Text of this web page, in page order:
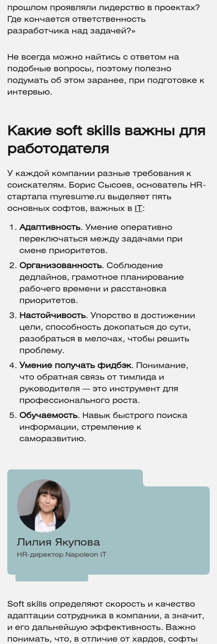
прошлом проявляли лидерство в проектах?
Где кончается ответственность
разработчика над задачей?»
Не всегда можно найтись с ответом на
подобные вопросы, поэтому полезно
подумать об этом заранее, при подготовке к
интервью.
Какие soft skills важны для
работодателя
У каждой компании разные требования к
соискателям. Борис Сысоев, основатель HR-
стартапа myresume.ru выделяет пять
основных софтов, важных в
:
Адаптивность. Умение оперативно
переключаться между задачами при
смене приоритетов.
Организованность. Соблюдение
дедлайнов, грамотное планирование
рабочего времени и расстановка
приоритетов.
Настойчивость. Упорство в достижении
цели, способность докопаться до сути,
разобраться в мелочах, чтобы решить
проблему.
Умение получать фидбэк. Понимание,
что обратная связь от тимлида и
руководителя — это инструмент для
профессионального роста.
Обучаемость. Навык быстрого поиска
информации, стремление к
саморазвитию.
Лилия Якупова
HR-директор Napoleon IT
Soft skills определяют скорость и качество
адаптации сотрудника в компании, а значит,
и его дальнейшую эффективность. Важно
понимать, что, в отличие от хардов, софты